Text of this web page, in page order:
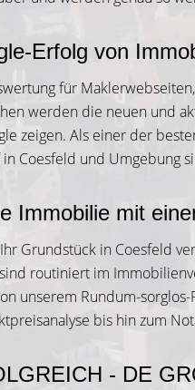
Erfolg von
für
werden die neuen und
zeigen. Als einer der
Coesfeld und Umgebung
Immobilie mit
Grundstück in Coesfeld
routiniert im
unserem Rundum-
bis hin zum
- DE